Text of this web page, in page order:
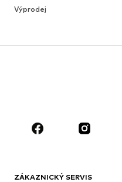
Výprodej
ZNAČKY
ADIDAS ORIGINALS
ZÁKAZNICKÝ SERVIS